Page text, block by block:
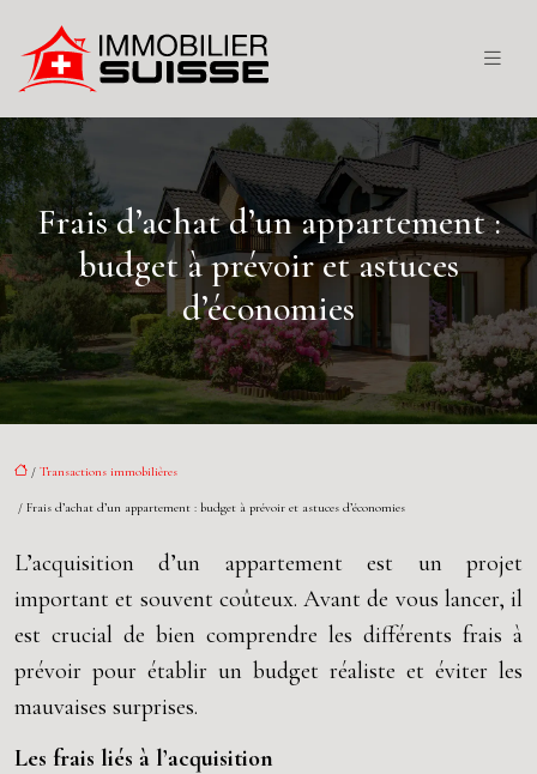
Frais d’achat d’un appartement :
budget à prévoir et astuces
d’économies
/ Transactions immobilières
/ Frais d’achat d’un appartement : budget à prévoir et astuces d’économies
L’acquisition d’un appartement est un projet
important et souvent coûteux. Avant de vous lancer, il
est crucial de bien comprendre les différents frais à
prévoir pour établir un budget réaliste et éviter les
mauvaises surprises.
Les frais liés à l’acquisition